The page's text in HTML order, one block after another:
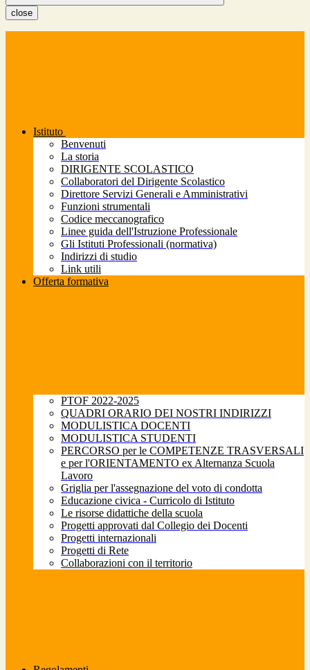
close
Istituto
Benvenuti
La storia
DIRIGENTE SCOLASTICO
Collaboratori del Dirigente Scolastico
Direttore Servizi Generali e Amministrativi
Funzioni strumentali
Codice meccanografico
Linee guida dell'Istruzione Professionale
Gli Istituti Professionali (normativa)
Indirizzi di studio
Link utili
Offerta formativa
PTOF 2022-2025
QUADRI ORARIO DEI NOSTRI INDIRIZZI
MODULISTICA DOCENTI
MODULISTICA STUDENTI
PERCORSO per le COMPETENZE TRASVERSALI
e per l'ORIENTAMENTO ex Alternanza Scuola
Lavoro
Griglia per l'assegnazione del voto di condotta
Educazione civica - Curricolo di Istituto
Le risorse didattiche della scuola
Progetti approvati dal Collegio dei Docenti
Progetti internazionali
Progetti di Rete
Collaborazioni con il territorio